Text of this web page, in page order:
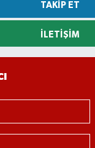
TAKIP ET
İLETIŞIM